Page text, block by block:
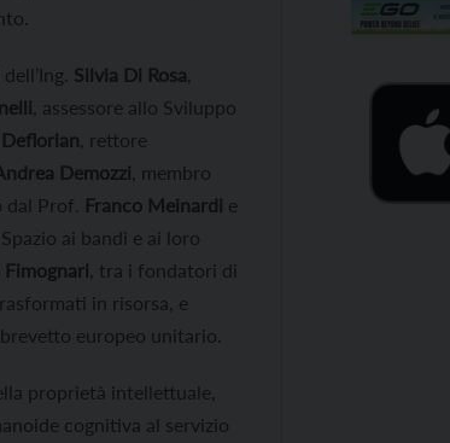
Silvia Di Rosa
, assessore allo Sviluppo
, rettore
Demozzi , membro
Prof. Franco Meinardi e
ai bandi e ai loro
, tra i fondatori di
in risorsa, e
europeo unitario.
proprietà intellettuale,
cognitiva al servizio